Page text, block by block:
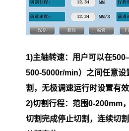
1)主轴转速：用户可以在
500-5000r/min）之间任意设
割，无极调速运行时设置有效
2)切割行程：范围0-200mm
切割完成停止切割，连续切